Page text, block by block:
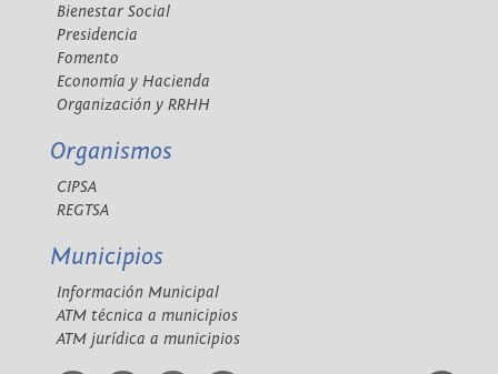
Bienestar Social
Presidencia
Fomento
Economía y Hacienda
Organización y RRHH
Organismos
CIPSA
REGTSA
Municipios
Información Municipal
ATM técnica a municipios
ATM jurídica a municipios